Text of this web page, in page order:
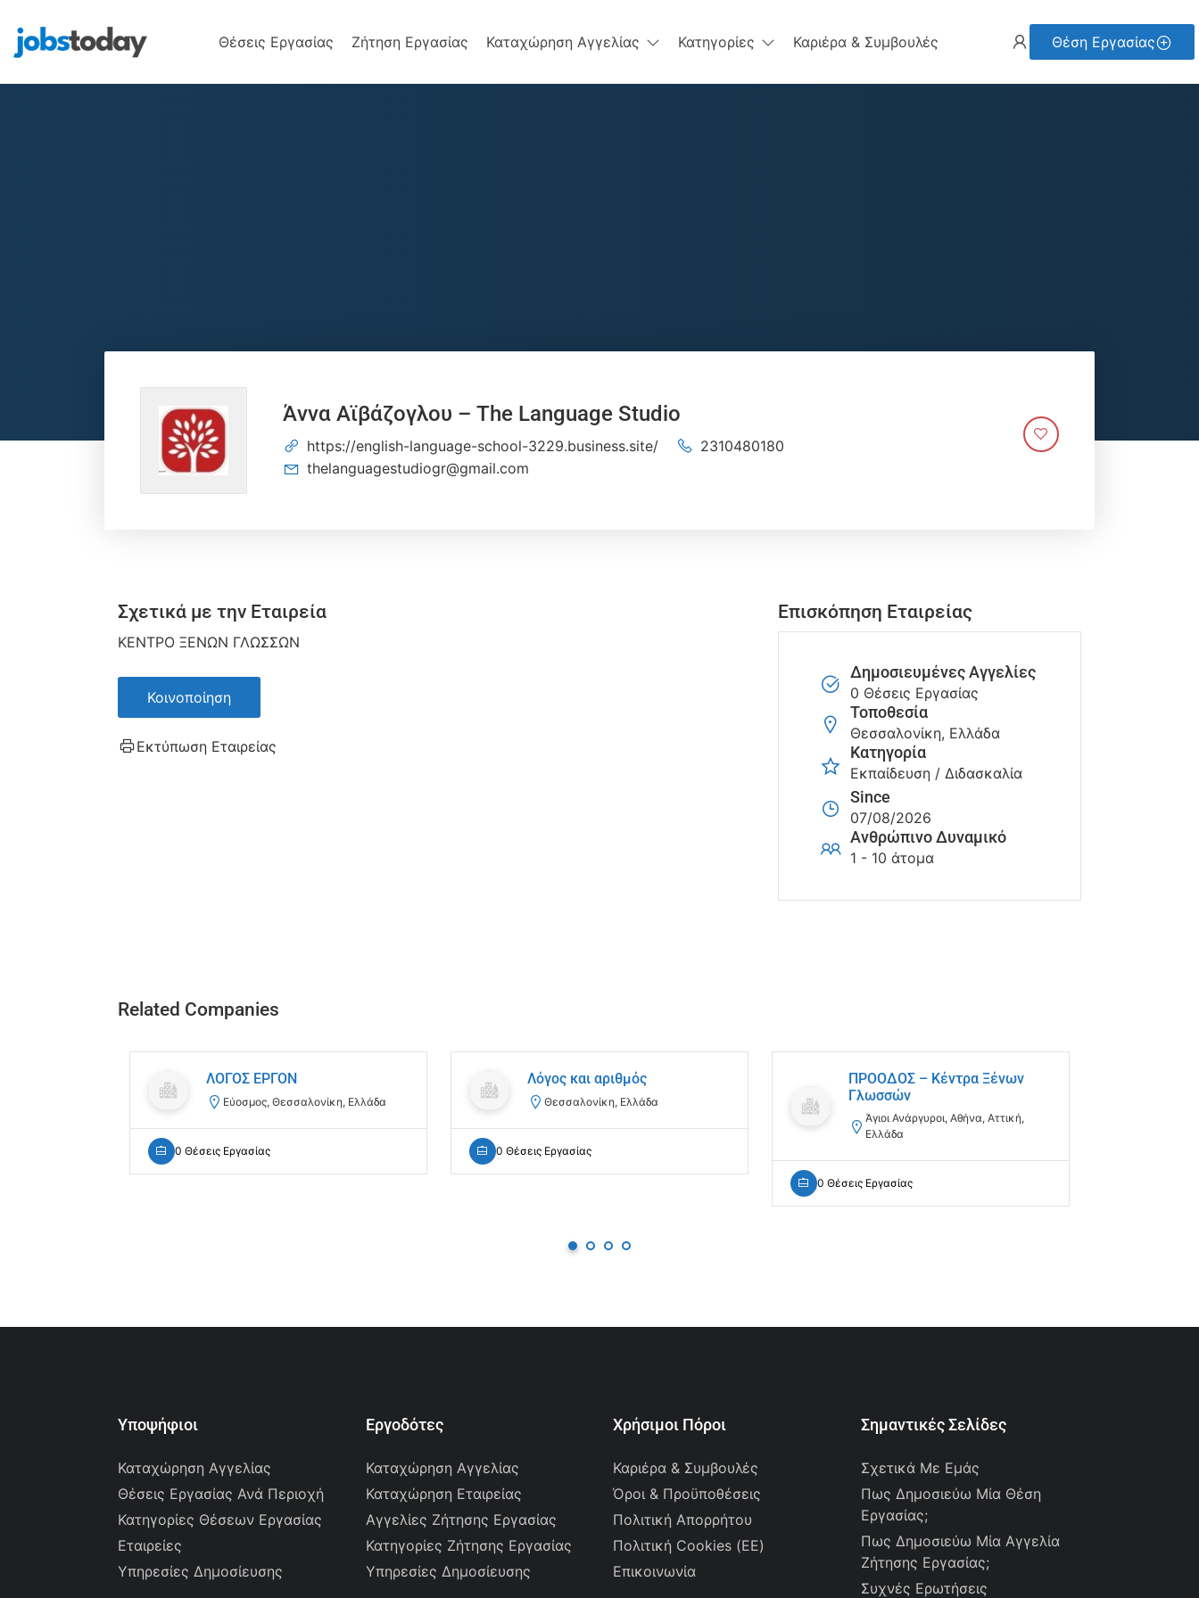
Θέσεις Εργασίας Ζήτηση Εργασίας Καταχώρηση Αγγελίας Κατηγορίες Καριέρα & Συμβουλές Θέση Εργασίας
Άννα Αϊβάζογλου – The Language Studio
https://english-language-school-3229.business.site/
2310480180
thelanguagestudiogr@gmail.com
Σχετικά με την Εταιρεία
ΚΕΝΤΡΟ ΞΕΝΩΝ ΓΛΩΣΣΩΝ
Κοινοποίηση
Εκτύπωση Εταιρείας
Επισκόπηση Εταιρείας
Δημοσιευμένες Αγγελίες
0 Θέσεις Εργασίας
Τοποθεσία
Θεσσαλονίκη, Ελλάδα
Κατηγορία
Εκπαίδευση / Διδασκαλία
Since
07/08/2026
Ανθρώπινο Δυναμικό
1 - 10 άτομα
Related Companies
ΛΟΓΟΣ ΕΡΓΟΝ
Εύοσμος, Θεσσαλονίκη, Ελλάδα
0 Θέσεις Εργασίας
Λόγος και αριθμός
Θεσσαλονίκη, Ελλάδα
0 Θέσεις Εργασίας
ΠΡΟΟΔΟΣ – Κέντρα Ξένων
Γλωσσών
Άγιοι Ανάργυροι, Αθήνα, Αττική,
Ελλάδα
0 Θέσεις Εργασίας
Υποψήφιοι
Καταχώρηση Αγγελίας
Θέσεις Εργασίας Ανά Περιοχή
Κατηγορίες Θέσεων Εργασίας
Εταιρείες
Υπηρεσίες Δημοσίευσης
Εργοδότες
Καταχώρηση Αγγελίας
Καταχώρηση Εταιρείας
Αγγελίες Ζήτησης Εργασίας
Κατηγορίες Ζήτησης Εργασίας
Υπηρεσίες Δημοσίευσης
Χρήσιμοι Πόροι
Καριέρα & Συμβουλές
Όροι & Προϋποθέσεις
Πολιτική Απορρήτου
Πολιτική Cookies (ΕΕ)
Επικοινωνία
Σημαντικές Σελίδες
Σχετικά Με Εμάς
Πως Δημοσιεύω Μία Θέση
Εργασίας;
Πως Δημοσιεύω Μία Αγγελία
Ζήτησης Εργασίας;
Συχνές Ερωτήσεις